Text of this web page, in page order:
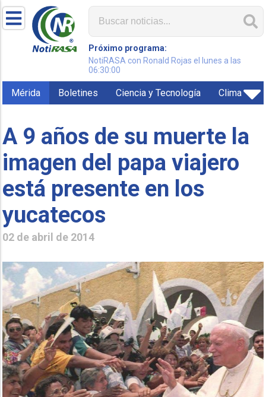
Próximo programa:
NotiRASA con Ronald Rojas el lunes a las
06:30:00
Mérida Boletines Ciencia y Tecnología Clima
A 9 años de su muerte la
imagen del papa viajero
está presente en los
yucatecos
02 de abril de 2014